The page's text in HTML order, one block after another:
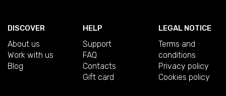
DISCOVER
About us
Work with us
Blog
HELP
Support
FAQ
Contacts
Gift card
LEGAL NOTICE
Terms and
conditions
Privacy policy
Cookies policy